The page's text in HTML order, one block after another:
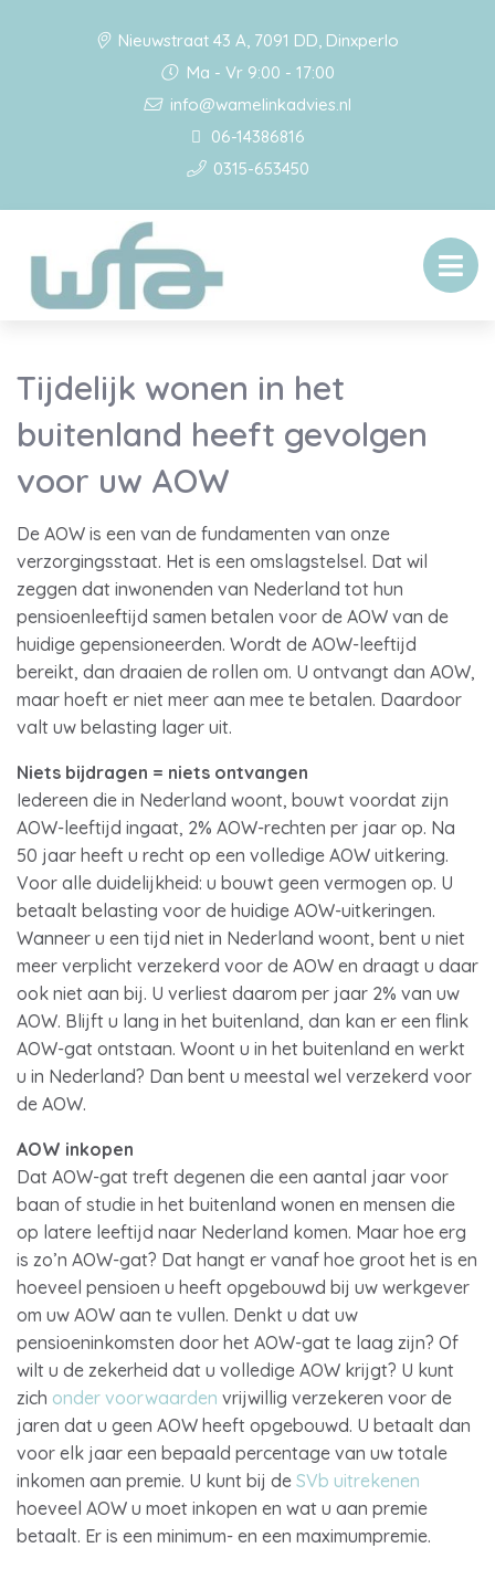
Nieuwstraat 43 A, 7091 DD, Dinxperlo
Ma - Vr 9:00 - 17:00
info@wamelinkadvies.nl
06-14386816
0315-653450
Tijdelijk wonen in het
buitenland heeft gevolgen
voor uw AOW
De AOW is een van de fundamenten van onze
verzorgingsstaat. Het is een omslagstelsel. Dat wil
zeggen dat inwonenden van Nederland tot hun
pensioenleeftijd samen betalen voor de AOW van de
huidige gepensioneerden. Wordt de AOW-leeftijd
bereikt, dan draaien de rollen om. U ontvangt dan AOW,
maar hoeft er niet meer aan mee te betalen. Daardoor
valt uw belasting lager uit.
Niets bijdragen = niets ontvangen
Iedereen die in Nederland woont, bouwt voordat zijn
AOW-leeftijd ingaat, 2% AOW-rechten per jaar op. Na
50 jaar heeft u recht op een volledige AOW uitkering.
Voor alle duidelijkheid: u bouwt geen vermogen op. U
betaalt belasting voor de huidige AOW-uitkeringen.
Wanneer u een tijd niet in Nederland woont, bent u niet
meer verplicht verzekerd voor de AOW en draagt u daar
ook niet aan bij. U verliest daarom per jaar 2% van uw
AOW. Blijft u lang in het buitenland, dan kan er een flink
AOW-gat ontstaan. Woont u in het buitenland en werkt
u in Nederland? Dan bent u meestal wel verzekerd voor
de AOW.
AOW inkopen
Dat AOW-gat treft degenen die een aantal jaar voor
baan of studie in het buitenland wonen en mensen die
op latere leeftijd naar Nederland komen. Maar hoe erg
is zo’n AOW-gat? Dat hangt er vanaf hoe groot het is en
hoeveel pensioen u heeft opgebouwd bij uw werkgever
om uw AOW aan te vullen. Denkt u dat uw
pensioeninkomsten door het AOW-gat te laag zijn? Of
wilt u de zekerheid dat u volledige AOW krijgt? U kunt
zich onder voorwaarden vrijwillig verzekeren voor de
jaren dat u geen AOW heeft opgebouwd. U betaalt dan
voor elk jaar een bepaald percentage van uw totale
inkomen aan premie. U kunt bij de SVb uitrekenen
hoeveel AOW u moet inkopen en wat u aan premie
betaalt. Er is een minimum- en een maximumpremie.